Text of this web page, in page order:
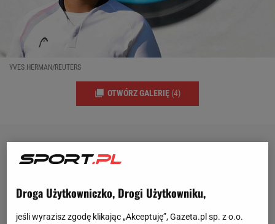
YVES HERMAN/REUTERS
OTWÓRZ GALERIĘ (4)
Droga Użytkowniczko, Drogi Użytkowniku,
jeśli wyrazisz zgodę klikając „Akceptuję”, Gazeta.pl sp. z o.o.